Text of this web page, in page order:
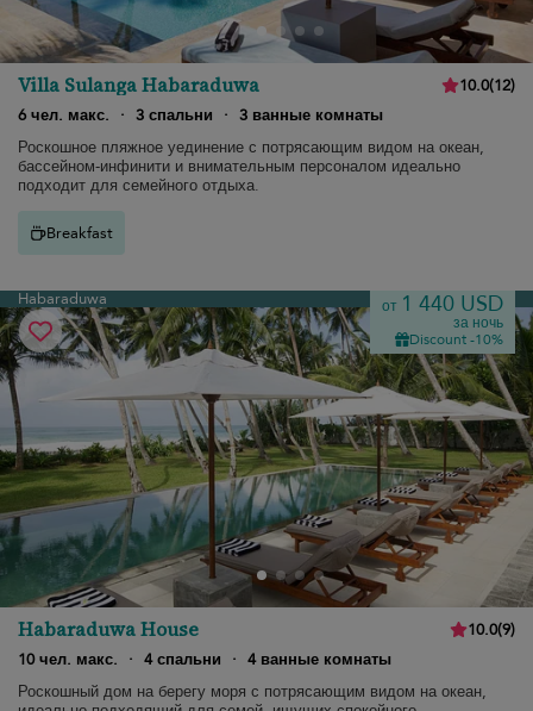
Villa Sulanga Habaraduwa 10.0(12)
6 чел. макс.
· 3 спальни · 3 ванные комнаты
Роскошное пляжное уединение с потрясающим видом на океан,
бассейном-инфинити и внимательным персоналом идеально
подходит для семейного отдыха.
Breakfast
Habaraduwa от 1 440 USD
за ночь
Discount -10%
Habaraduwa House 10.0(9)
10 чел. макс.
· 4 спальни · 4 ванные комнаты
Роскошный дом на берегу моря с потрясающим видом на океан,